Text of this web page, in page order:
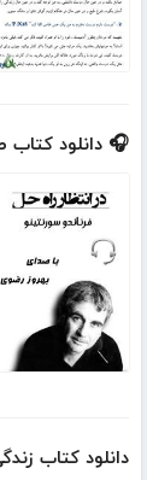
🎧 دانلود کتاب
دانلود کتاب